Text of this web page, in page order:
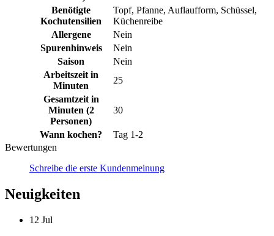
Benötigte
Kochutensilien
Topf, Pfanne, Auflaufform, Schüssel,
Küchenreibe
Allergene
Nein
Spurenhinweis
Nein
Saison
Nein
Arbeitszeit in
Minuten
25
Gesamtzeit in
Minuten (2
Personen)
30
Wann kochen?
Tag 1-2
Bewertungen
Schreibe die erste Kundenmeinung
Neuigkeiten
12 Jul